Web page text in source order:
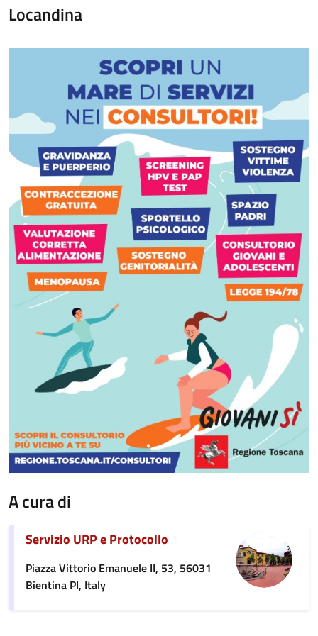
Locandina
A cura di
Servizio URP e Protocollo
Piazza Vittorio Emanuele II, 53, 56031
Bientina PI, Italy